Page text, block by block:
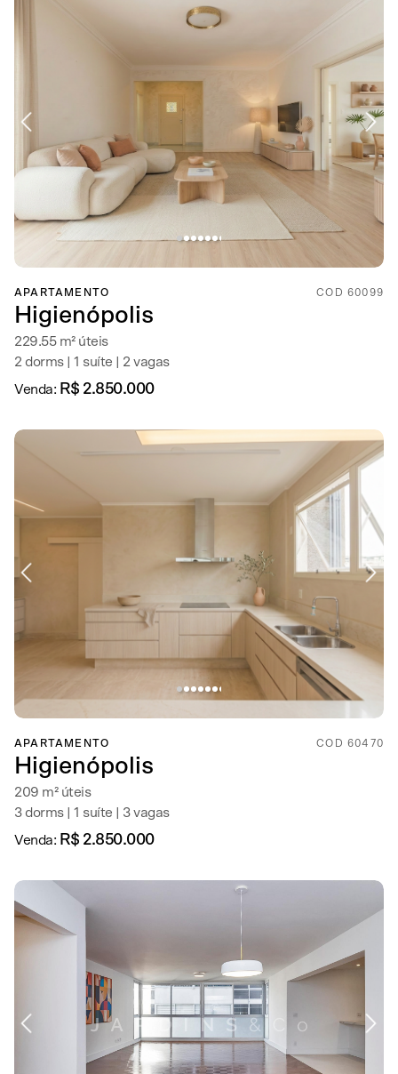
APARTAMENTO COD 60099
Higienópolis
229.55 m² úteis
2 dorms | 1 suíte | 2 vagas
Venda: R$ 2.850.000
APARTAMENTO COD 60470
Higienópolis
209 m² úteis
3 dorms | 1 suíte | 3 vagas
Venda: R$ 2.850.000